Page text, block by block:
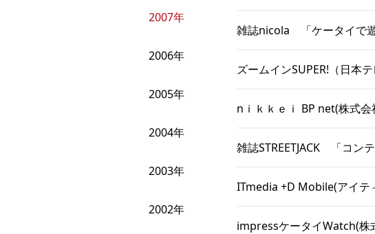
2007年
2006年
2005年
2004年
2003年
2002年
雑誌nicola 「ケータイで
ズームインSUPER!（日本
nｉｋｋｅｉ BP net(株式
雑誌STREETJACK 「コン
ITmedia +D Mobile(アイテ
impressケータイWatch(